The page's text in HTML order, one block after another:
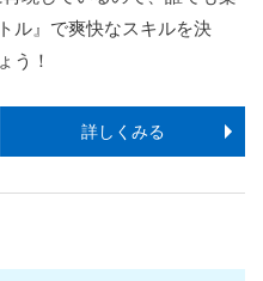
ル』で爽快なスキルを決
う！
詳しくみる